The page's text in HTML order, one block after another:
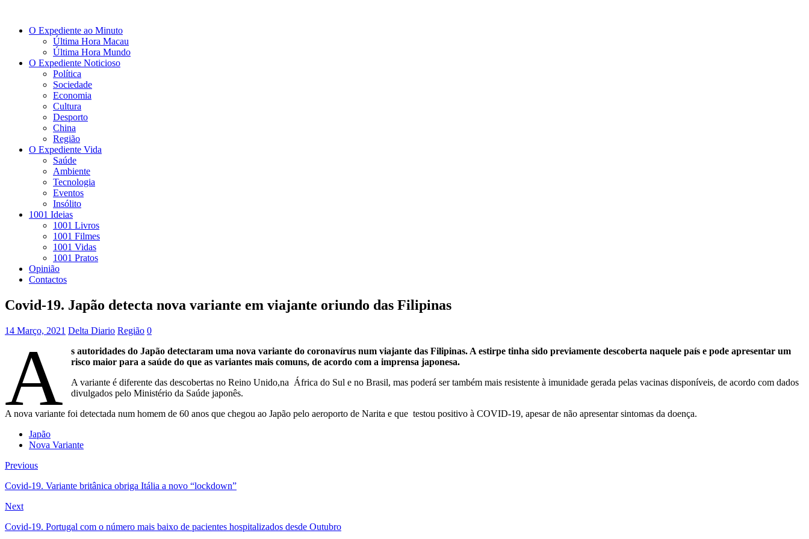
O Expediente ao Minuto
Última Hora Macau
Última Hora Mundo
O Expediente Noticioso
Política
Sociedade
Economia
Cultura
Desporto
China
Região
O Expediente Vida
Saúde
Ambiente
Tecnologia
Eventos
Insólito
1001 Ideias
1001 Livros
1001 Filmes
1001 Vidas
1001 Pratos
Opinião
Contactos
Covid-19. Japão detecta nova variante em viajante oriundo das Filipinas
14 Março, 2021 Delta Diario Região 0
A
s autoridades do Japão detectaram uma nova variante do coronavírus num viajante das Filipinas. A estirpe tinha sido previamente descoberta naquele país e pode apresentar um
risco maior para a saúde do que as variantes mais comuns, de acordo com a imprensa japonesa.
A variante é diferente das descobertas no Reino Unido,na África do Sul e no Brasil, mas poderá ser também mais resistente à imunidade gerada pelas vacinas disponíveis, de acordo com dados
divulgados pelo Ministério da Saúde japonês.
A nova variante foi detectada num homem de 60 anos que chegou ao Japão pelo aeroporto de Narita e que testou positivo à COVID-19, apesar de não apresentar sintomas da doença.
Japão
Nova Variante
Previous
Covid-19. Variante britânica obriga Itália a novo “lockdown”
Next
Covid-19. Portugal com o número mais baixo de pacientes hospitalizados desde Outubro